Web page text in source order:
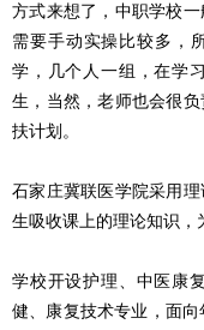
方式来想了，中职学校
需要手动实操比较多，
学，几个人一组，在学
生，当然，老师也会很
扶计划。
石家庄冀联医学院采用
生吸收课上的理论知识，
学校开设护理、中医康
健、康复技术专业，面